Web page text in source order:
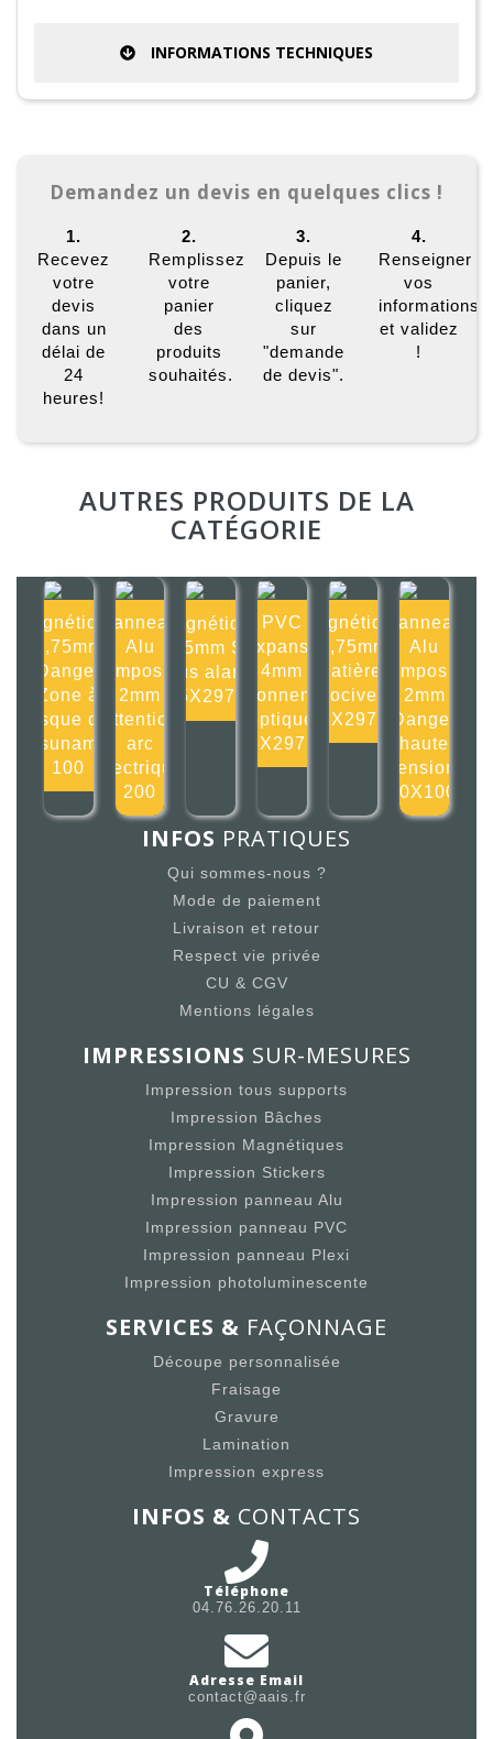
INFORMATIONS TECHNIQUES
Demandez un devis en quelques clics !
1.
Recevez
votre
devis
dans un
délai de
24
heures!
2.
Remplissez
votre
panier
des
produits
souhaités.
3.
Depuis le
panier,
cliquez
sur
"demande
de devis".
4.
Renseigner
vos
informations
et validez
!
AUTRES PRODUITS DE LA
CATÉGORIE
Magnétique
0,75mm
Danger
Zone à
risque de
tsunami
100
Panneau
Alu
composite
2mm
Attention
arc
électrique
200
Magnétique
0,75mm Site
sous alarme
105X297mm
PVC
Expansé
4mm
Rayonnement
optique
105X297mm
Magnétique
0,75mm
Matières
nocives
105X297mm
Panneau
Alu
composite
2mm
Danger
haute
tension
100X100m
INFOS PRATIQUES
Qui sommes-nous ?
Mode de paiement
Livraison et retour
Respect vie privée
CU & CGV
Mentions légales
IMPRESSIONS SUR-MESURES
Impression tous supports
Impression Bâches
Impression Magnétiques
Impression Stickers
Impression panneau Alu
Impression panneau PVC
Impression panneau Plexi
Impression photoluminescente
SERVICES & FAÇONNAGE
Découpe personnalisée
Fraisage
Gravure
Lamination
Impression express
INFOS & CONTACTS
Téléphone
04.76.26.20.11
Adresse Email
contact@aais.fr